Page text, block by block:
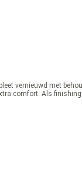
vernieuwd met
comfort. Als finishing